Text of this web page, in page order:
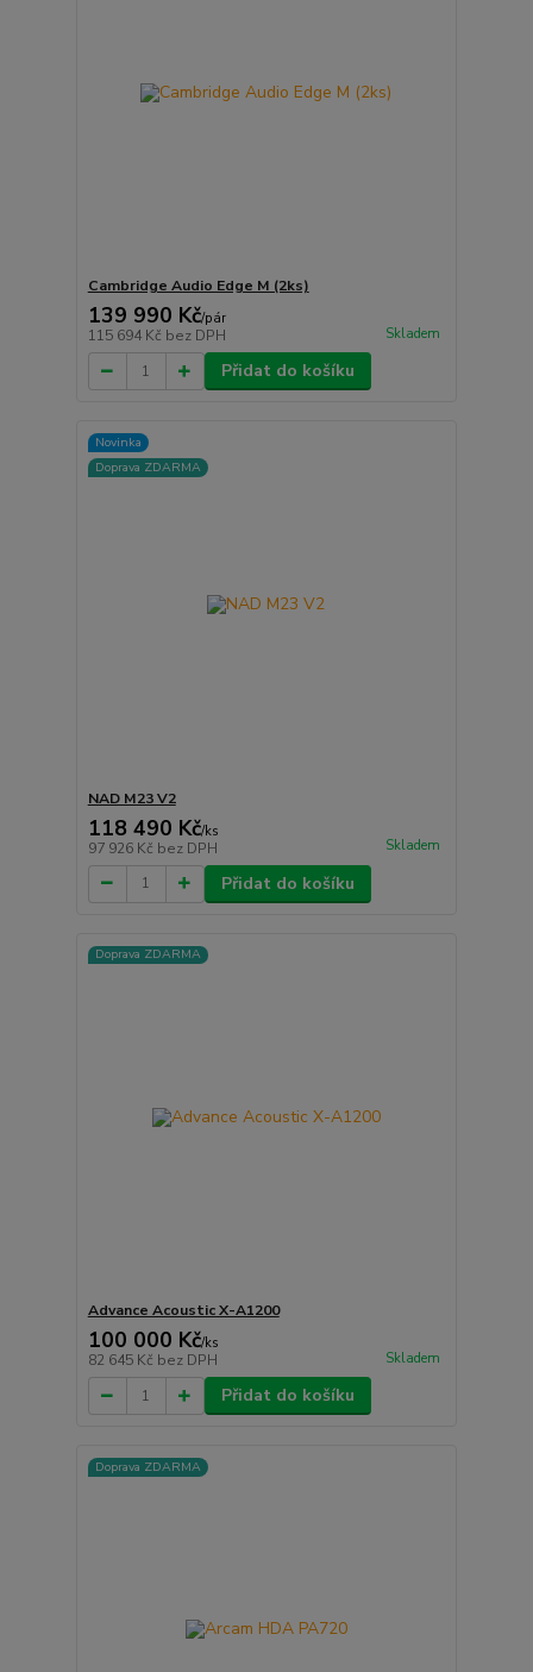
Cambridge Audio Edge M (2ks)
139 990 Kč/pár
115 694 Kč bez DPH Skladem
Přidat do košíku
Novinka
Doprava ZDARMA
NAD M23 V2
118 490 Kč/ks
97 926 Kč bez DPH Skladem
Přidat do košíku
Doprava ZDARMA
Advance Acoustic X-A1200
100 000 Kč/ks
82 645 Kč bez DPH Skladem
Přidat do košíku
Doprava ZDARMA